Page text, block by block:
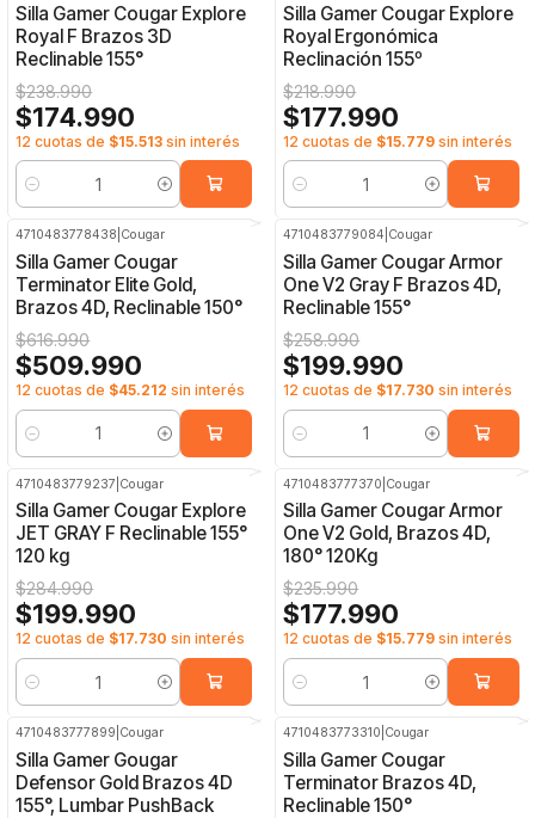
Silla Gamer Cougar Explore
Royal F Brazos 3D
Reclinable 155°
$238.990
$174.990
12 cuotas de $15.513 sin interés
Cantidad
Silla Gamer Cougar Explore
Royal Ergonómica
Reclinación 155º
$218.990
$177.990
12 cuotas de $15.779 sin interés
Cantidad
4710483778438 Cougar
Silla Gamer Cougar
Terminator Elite Gold,
Brazos 4D, Reclinable 150°
$616.990
$509.990
12 cuotas de $45.212 sin interés
Cantidad
4710483779084 Cougar
Silla Gamer Cougar Armor
One V2 Gray F Brazos 4D,
Reclinable 155°
$258.990
$199.990
12 cuotas de $17.730 sin interés
Cantidad
4710483779237 Cougar
Silla Gamer Cougar Explore
JET GRAY F Reclinable 155°
120 kg
$284.990
$199.990
12 cuotas de $17.730 sin interés
Cantidad
4710483777370 Cougar
Silla Gamer Cougar Armor
One V2 Gold, Brazos 4D,
180° 120Kg
$235.990
$177.990
12 cuotas de $15.779 sin interés
Cantidad
4710483777899 Cougar
Silla Gamer Gougar
Defensor Gold Brazos 4D
155°, Lumbar PushBack
4710483773310 Cougar
Silla Gamer Cougar
Terminator Brazos 4D,
Reclinable 150°